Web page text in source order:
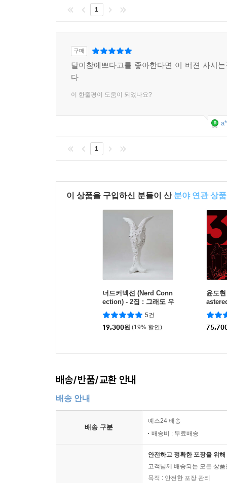
1
구매
달이참예쁘다고를 좋아한다면 이 버젼 사시
다
이 한줄평이 도움이 되었나요?
1
이 상품을 구입하신 분들이 산 분야 연관 상품
너드커넥션 (Nerd Conn
ection) - 2집 : 그래도 우
리는
5건
19,300원 (19% 할인)
윤도
배송/반품/교환 안내
배송 안내
배송 구분
예스24 배송
배송비 : 무료배송
안전하고 정확한 포장을 위
고객님께 배송되는 모든 상
목적 : 안전한 포장 관리